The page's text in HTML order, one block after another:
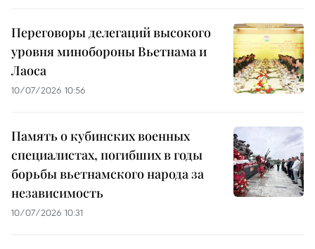
Переговоры делегаций высокого
уровня минобороны Вьетнама и
Лаоса
10/07/2026 10:56
Память о кубинских военных
специалистах, погибших в годы
борьбы вьетнамского народа за
независимость
10/07/2026 10:31